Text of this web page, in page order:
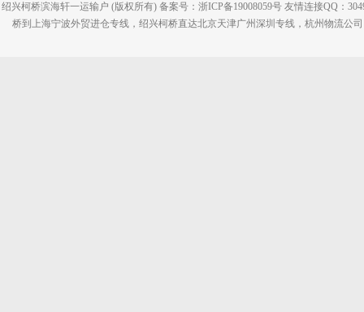
绍兴柯桥滨海轩一运输户 (版权所有) 备案号：浙ICP备19008059号 友情连接QQ：
桥到上海宁波外贸进仓专线，绍兴柯桥直达北京天津广州深圳专线，杭州物流公